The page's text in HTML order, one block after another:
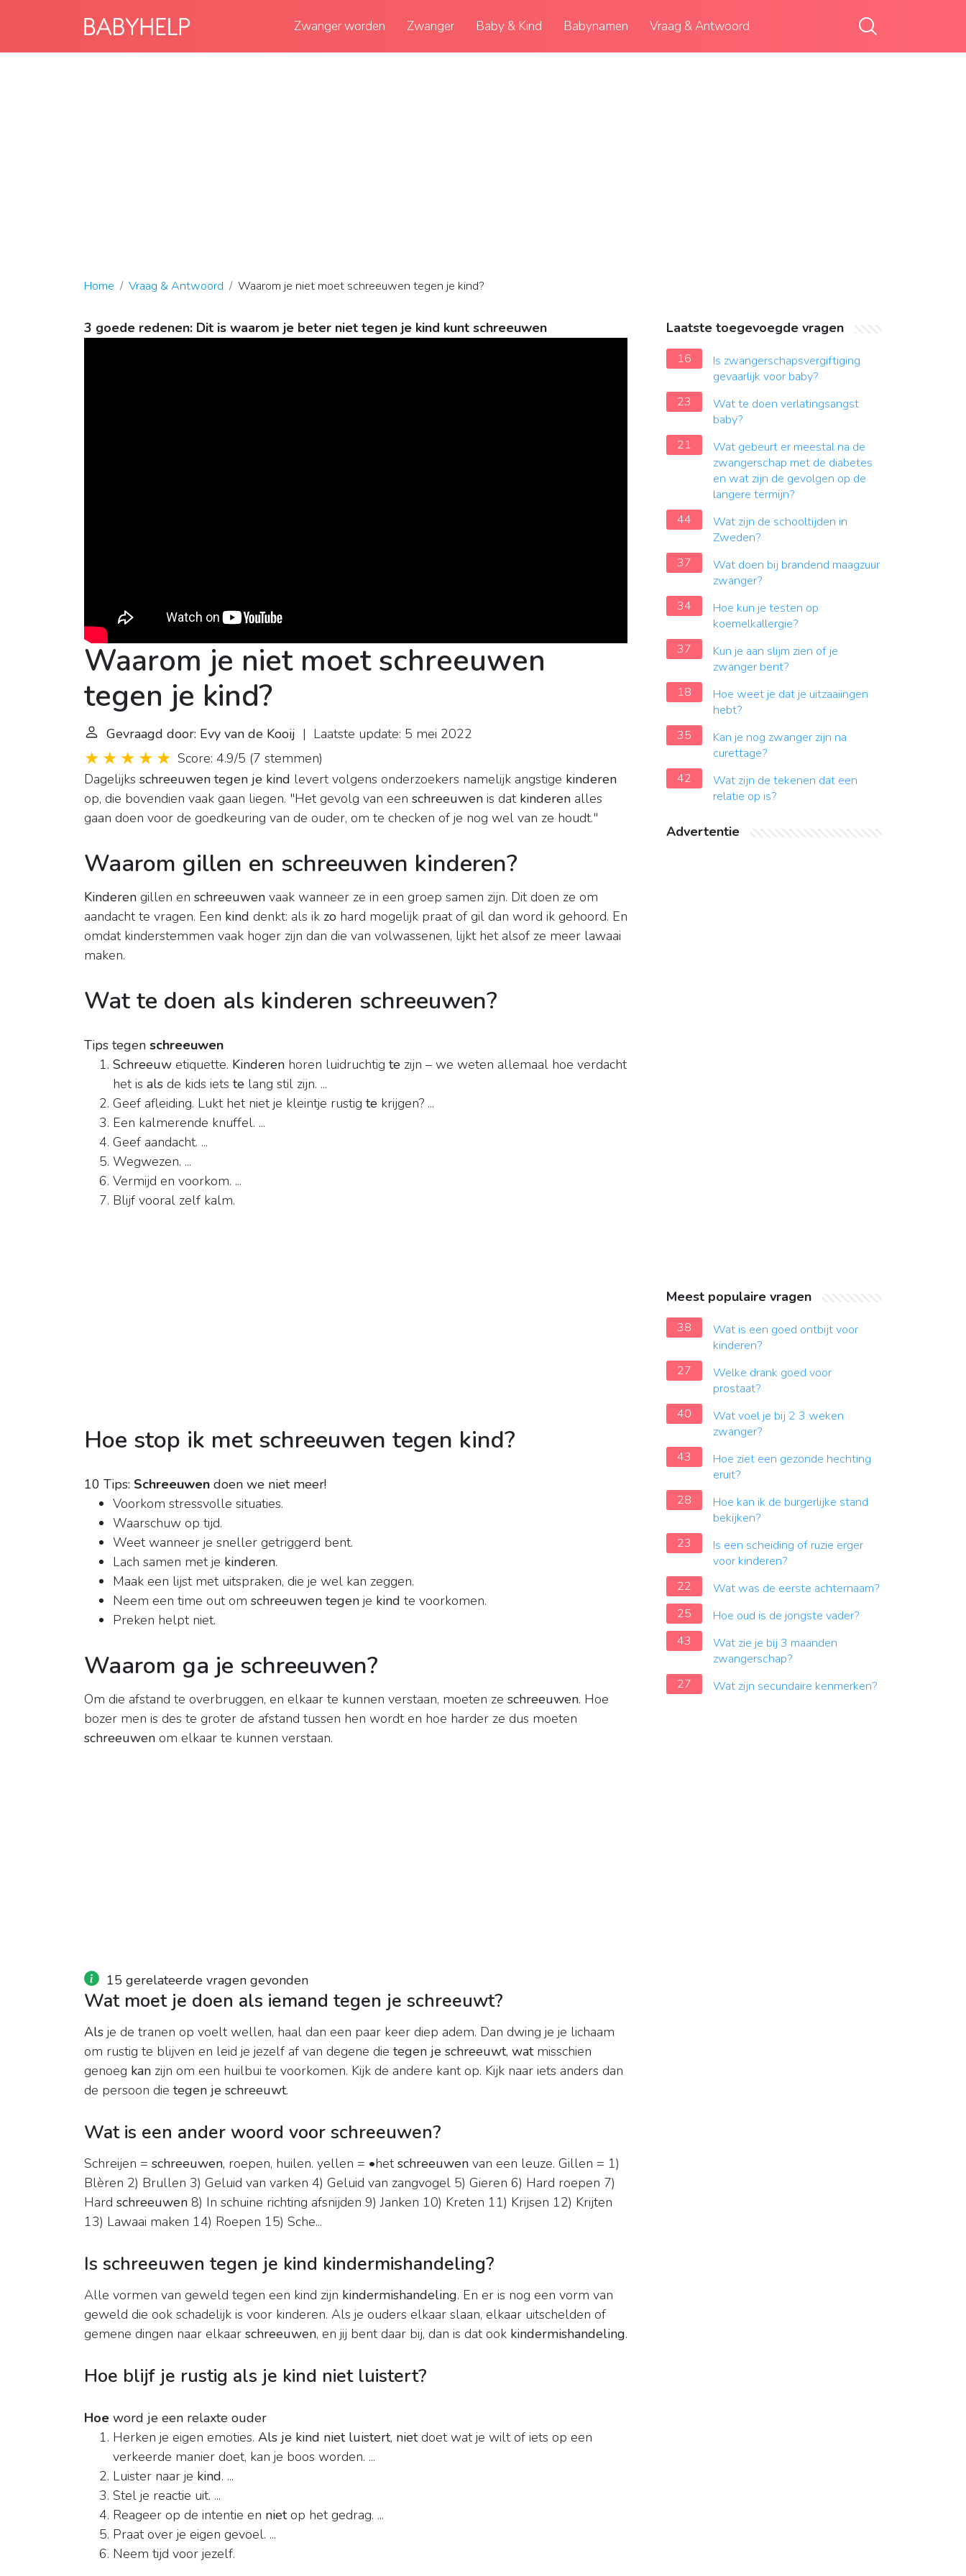
Zwanger worden Zwanger Baby & Kind Babynamen Vraag & Antwoord
Home Vraag & Antwoord Waarom je niet moet schreeuwen tegen je kind?
3 goede redenen: Dit is waarom je beter niet tegen je kind kunt schreeuwen
Waarom je niet moet schreeuwen
tegen je kind?
Gevraagd door: Evy van de Kooij | Laatste update: 5 mei 2022
Score: 4.9/5 (7 stemmen)
Dagelijks schreeuwen tegen je kind levert volgens onderzoekers namelijk angstige kinderen
op, die bovendien vaak gaan liegen. "Het gevolg van een schreeuwen is dat kinderen alles
gaan doen voor de goedkeuring van de ouder, om te checken of je nog wel van ze houdt."
Waarom gillen en schreeuwen kinderen?
Kinderen gillen en schreeuwen vaak wanneer ze in een groep samen zijn. Dit doen ze om
aandacht te vragen. Een kind denkt: als ik zo hard mogelijk praat of gil dan word ik gehoord. En
omdat kinderstemmen vaak hoger zijn dan die van volwassenen, lijkt het alsof ze meer lawaai
maken.
Wat te doen als kinderen schreeuwen?
Tips tegen schreeuwen
Schreeuw etiquette. Kinderen horen luidruchtig te zijn – we weten allemaal hoe verdacht
het is als de kids iets te lang stil zijn. ...
Geef afleiding. Lukt het niet je kleintje rustig te krijgen? ...
Een kalmerende knuffel. ...
Geef aandacht. ...
Wegwezen. ...
Vermijd en voorkom. ...
Blijf vooral zelf kalm.
Hoe stop ik met schreeuwen tegen kind?
10 Tips: Schreeuwen doen we niet meer!
Voorkom stressvolle situaties.
Waarschuw op tijd.
Weet wanneer je sneller getriggerd bent.
Lach samen met je kinderen.
Maak een lijst met uitspraken, die je wel kan zeggen.
Neem een time out om schreeuwen tegen je kind te voorkomen.
Preken helpt niet.
Waarom ga je schreeuwen?
Om die afstand te overbruggen, en elkaar te kunnen verstaan, moeten ze schreeuwen. Hoe
bozer men is des te groter de afstand tussen hen wordt en hoe harder ze dus moeten
schreeuwen om elkaar te kunnen verstaan.
15 gerelateerde vragen gevonden
Wat moet je doen als iemand tegen je schreeuwt?
Als je de tranen op voelt wellen, haal dan een paar keer diep adem. Dan dwing je je lichaam
om rustig te blijven en leid je jezelf af van degene die tegen je schreeuwt, watmisschien
genoeg kan zijn om een huilbui te voorkomen. Kijk de andere kant op. Kijk naar iets anders dan
de persoon die tegen je schreeuwt.
Wat is een ander woord voor schreeuwen?
Schreijen = schreeuwen, roepen, huilen. yellen = •hetschreeuwen van een leuze. Gillen = 1)
Blèren 2) Brullen 3) Geluid van varken 4) Geluid van zangvogel 5) Gieren 6) Hard roepen 7)
Hard schreeuwen 8) In schuine richting afsnijden 9) Janken 10) Kreten 11) Krijsen 12) Krijten
13) Lawaai maken 14) Roepen 15) Sche...
Is schreeuwen tegen je kind kindermishandeling?
Alle vormen van geweld tegen een kind zijn kindermishandeling. En er is nog een vorm van
geweld die ook schadelijk is voor kinderen. Als je ouders elkaar slaan, elkaar uitschelden of
gemene dingen naar elkaar schreeuwen, en jij bent daar bij, dan is dat ook kindermishandeling.
Hoe blijf je rustig als je kind niet luistert?
Hoe word je een relaxte ouder
Herken je eigen emoties. Als je kind niet luistert, nietdoet wat je wilt of iets op een
verkeerde manier doet, kan je boos worden. ...
Luister naar je kind. ...
Stel je reactie uit. ...
Reageer op de intentie en nietop het gedrag. ...
Praat over je eigen gevoel. ...
Neem tijd voor jezelf.
Laatste toegevoegde vragen
16
Is zwangerschapsvergiftiging
gevaarlijk voor baby?
23
Wat te doen verlatingsangst
baby?
21
Wat gebeurt er meestal na de
zwangerschap met de diabetes
en wat zijn de gevolgen op de
langere termijn?
44
Wat zijn de schooltijden in
Zweden?
37
Wat doen bij brandend maagzuur
zwanger?
34
Hoe kun je testen op
koemelkallergie?
37
Kun je aan slijm zien of je
zwanger bent?
18
Hoe weet je dat je uitzaaiingen
hebt?
35
Kan je nog zwanger zijn na
curettage?
42
Wat zijn de tekenen dat een
relatie op is?
Advertentie
Meest populaire vragen
38
Wat is een goed ontbijt voor
kinderen?
27
Welke drank goed voor
prostaat?
40
Wat voel je bij 2 3 weken
zwanger?
43
Hoe ziet een gezonde hechting
eruit?
28
Hoe kan ik de burgerlijke stand
bekijken?
23
Is een scheiding of ruzie erger
voor kinderen?
22
Wat was de eerste achternaam?
25
Hoe oud is de jongste vader?
43
Wat zie je bij 3 maanden
zwangerschap?
27
Wat zijn secundaire kenmerken?